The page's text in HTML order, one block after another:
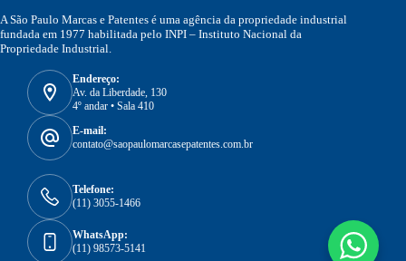
A São Paulo Marcas e Patentes é uma agência da propriedade industrial
fundada em 1977 habilitada pelo INPI – Instituto Nacional da
Propriedade Industrial.
Endereço:
Av. da Liberdade, 130
4º andar • Sala 410
E-mail:
contato@saopaulomarcasepatentes.com.br
Telefone:
(11) 3055-1466
WhatsApp:
(11) 98573-5141